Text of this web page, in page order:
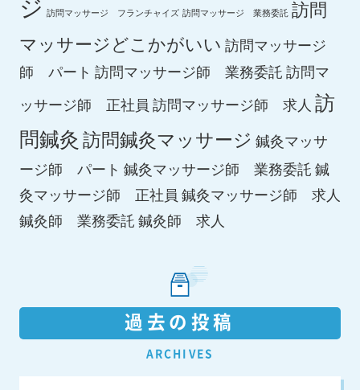
訪問マッサージ フランチャイズ 訪問マッサージ 業務委託 訪問
マッサージどこかがいい 訪問マッサージ
師 パート 訪問マッサージ師 業務委託 訪問マ
ッサージ師 正社員 訪問マッサージ師 求人 訪
問鍼灸 訪問鍼灸マッサージ 鍼灸マッサ
ージ師 パート 鍼灸マッサージ師 業務委託 鍼
灸マッサージ師 正社員 鍼灸マッサージ師 求人
鍼灸師 業務委託 鍼灸師 求人
過去の投稿
ARCHIVES